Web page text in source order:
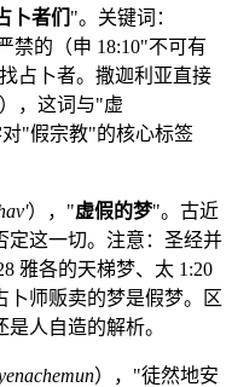
卜者们 "。关键词：
禁的（申 18:10"不可有
占卜者。撒迦利亚直接
），这词与"虚
"假宗教"的核心标签
），"虚假的梦"。古近
定这一切。注意：圣经并
雅各的天梯梦、太 1:20
卜师贩卖的梦是假梦。区
人自造的解析。
），"徒然地安